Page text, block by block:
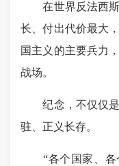
在世界反法西斯
长、付出代价最大
国主义的主要兵力
战场。
纪念，不仅仅是
驻、正义长存。
“各个国家、各